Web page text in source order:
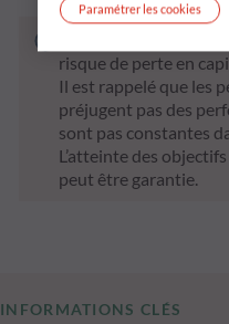
risque de perte en
Il est rappelé que les
préjugent pas des
sont pas constantes
L’atteinte des
peut être garantie.
INFORMATIONS CLÉS
Paramétrer les cookies